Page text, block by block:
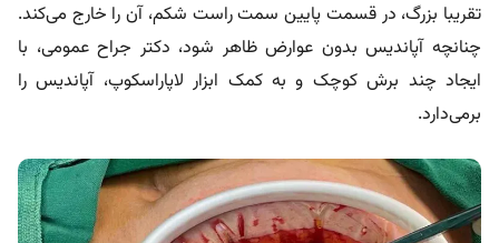
تقریبا بزرگ، در قسمت پایین سمت راست شکم، آن را خارج می‌کند.
چنانچه آپاندیس بدون عوارض ظاهر شود، دکتر جراح عمومی، با
ایجاد چند برش کوچک و به کمک ابزار لاپاراسکوپ، آپاندیس را
برمی‌دارد.